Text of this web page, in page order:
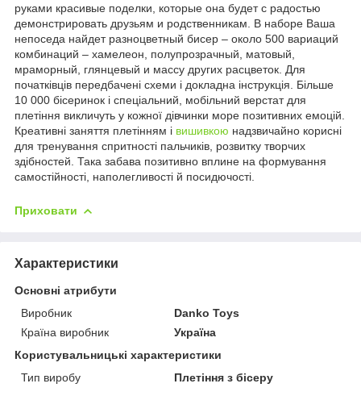
руками красивые поделки, которые она будет с радостью
демонстрировать друзьям и родственникам. В наборе Ваша
непоседа найдет разноцветный бисер – около 500 вариаций
комбинаций – хамелеон, полупрозрачный, матовый,
мраморный, глянцевый и массу других расцветок. Для
початківців передбачені схеми і докладна інструкція. Більше
10 000 бісеринок і спеціальний, мобільний верстат для
плетіння викличуть у кожної дівчинки море позитивних емоцій.
Креативні заняття плетінням і вишивкою надзвичайно корисні
для тренування спритності пальчиків, розвитку творчих
здібностей. Така забава позитивно вплине на формування
самостійності, наполегливості й посидючості.
Приховати
Характеристики
Основні атрибути
Виробник
Danko Toys
Країна виробник
Україна
Користувальницькі характеристики
Тип виробу
Плетіння з бісеру